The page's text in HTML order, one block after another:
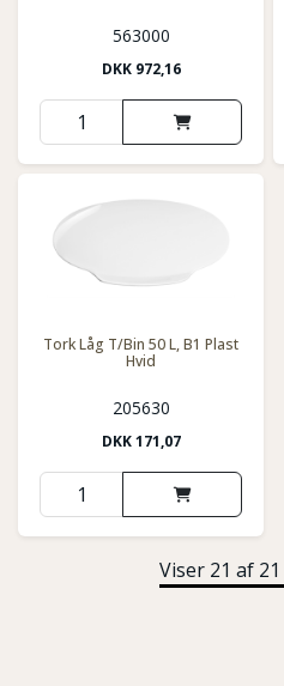
563000
DKK 972,16
Tork Låg T/Bin 50 L, B1 Plast
Hvid
205630
DKK171,07
Viser 21 af